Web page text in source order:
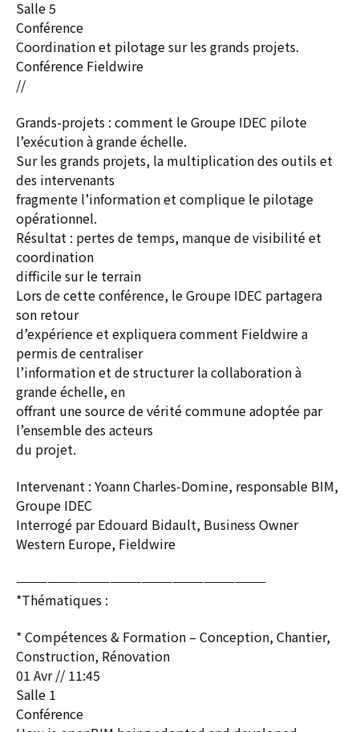
Salle 5
Conférence
Coordination et pilotage sur les grands projets.
Conférence Fieldwire
//
Grands-projets : comment le Groupe IDEC pilote
l’exécution à grande échelle.
Sur les grands projets, la multiplication des outils et
des intervenants
fragmente l’information et complique le pilotage
opérationnel.
Résultat : pertes de temps, manque de visibilité et
coordination
difficile sur le terrain
Lors de cette conférence, le Groupe IDEC partagera
son retour
d’expérience et expliquera comment Fieldwire a
permis de centraliser
l’information et de structurer la collaboration à
grande échelle, en
offrant une source de vérité commune adoptée par
l’ensemble des acteurs
du projet.
Intervenant : Yoann Charles-Domine, responsable BIM,
Groupe IDEC
Interrogé par Edouard Bidault, Business Owner
Western Europe, Fieldwire
————————————————————————
*Thématiques :
* Compétences & Formation – Conception, Chantier,
Construction, Rénovation
01 Avr // 11:45
Salle 1
Conférence